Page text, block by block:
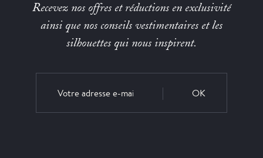
Recevez nos offres et réductions en exclusivité
ainsi que nos conseils vestimentaires et les
silhouettes qui nous inspirent.
OK